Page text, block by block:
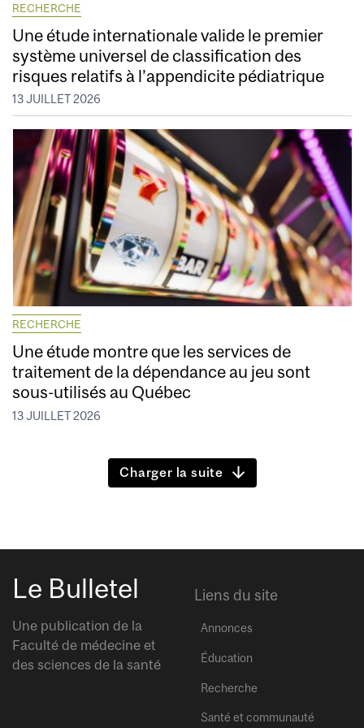
RECHERCHE
Une étude internationale valide le premier
système universel de classification des
risques relatifs à l’appendicite pédiatrique
13 JUILLET 2026
RECHERCHE
Une étude montre que les services de
traitement de la dépendance au jeu sont
sous-utilisés au Québec
13 JUILLET 2026
Charger la suite
Le Bulletel
Une publication de la
Faculté de médecine et
des sciences de la santé
Liens du site
Annonces
Éducation
Recherche
Santé et communauté